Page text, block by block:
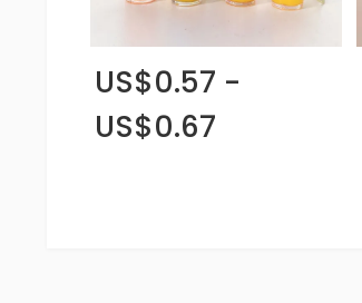
US$0.57 -
US$0.67